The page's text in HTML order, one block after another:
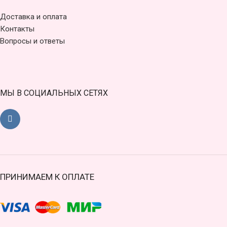
Доставка и оплата
Контакты
Вопросы и ответы
МЫ В СОЦИАЛЬНЫХ СЕТЯХ
ПРИНИМАЕМ К ОПЛАТЕ